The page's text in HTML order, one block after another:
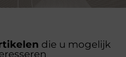
die u mogelijk